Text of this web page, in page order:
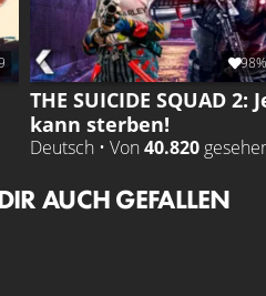
98%
THE SUICIDE SQUAD 2:
kann sterben!
Deutsch • Von 40.820
AUCH GEFALLEN